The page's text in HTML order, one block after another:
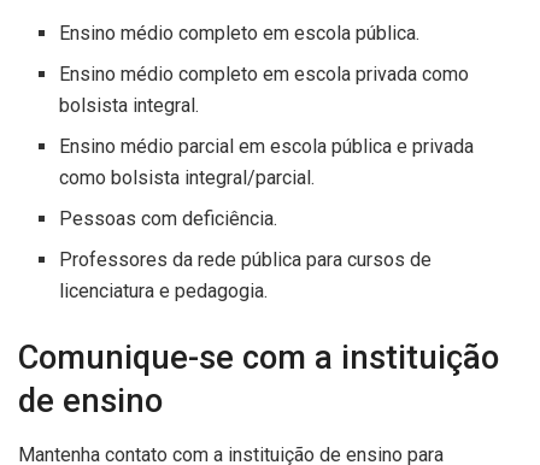
Ensino médio completo em escola pública.
Ensino médio completo em escola privada como
bolsista integral.
Ensino médio parcial em escola pública e privada
como bolsista integral/parcial.
Pessoas com deficiência.
Professores da rede pública para cursos de
licenciatura e pedagogia.
Comunique-se com a instituição
de ensino
Mantenha contato com a instituição de ensino para